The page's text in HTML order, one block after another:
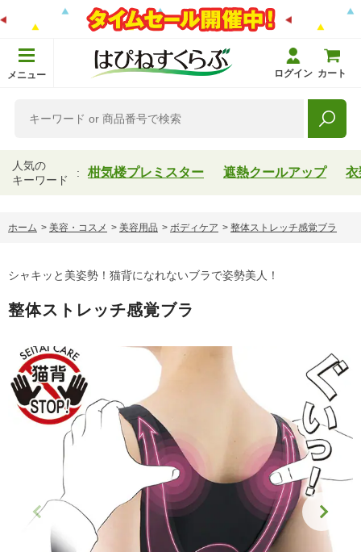
メニュー ログイン カート
人気の
キーワード
柑気楼プレミスター 遮熱クールアップ 衣
ホーム > 美容・コスメ > 美容用品 > ボディケア > 整体ストレッチ感覚ブラ
シャキッと美姿勢！猫背になれないブラで姿勢美人！
整体ストレッチ感覚ブラ